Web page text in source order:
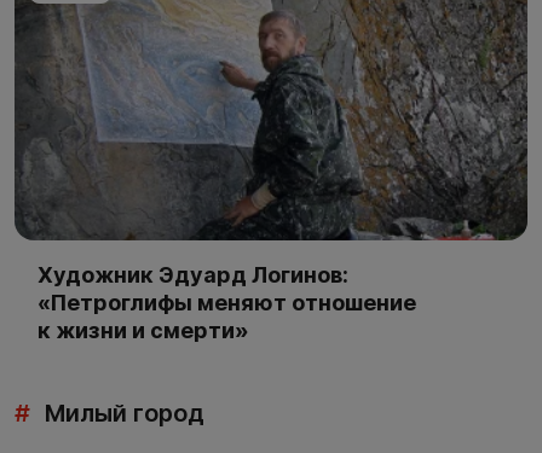
Художник Эдуард Логинов:
«Петроглифы меняют отношение
к жизни и смерти»
# Милый город